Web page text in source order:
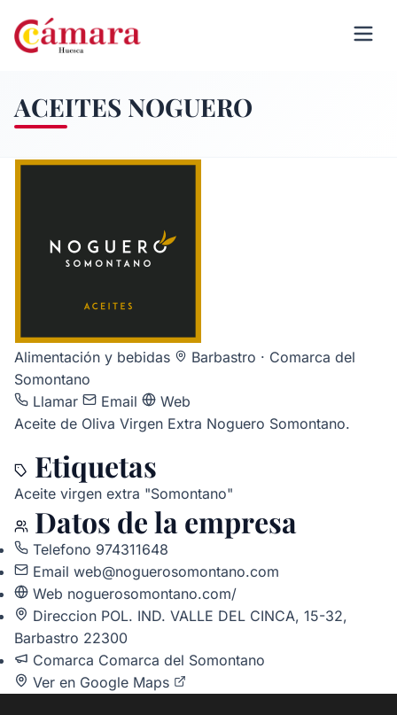
ACEITES NOGUERO
Alimentación y bebidas
Barbastro · Comarca del
Somontano
Llamar
Email
Web
Aceite de Oliva Virgen Extra Noguero Somontano.
Etiquetas
Aceite virgen extra "Somontano"
Datos de la empresa
Telefono 974311648
Email web@noguerosomontano.com
Web noguerosomontano.com/
Direccion POL. IND. VALLE DEL CINCA, 15-32,
Barbastro 22300
Comarca Comarca del Somontano
Ver en Google Maps